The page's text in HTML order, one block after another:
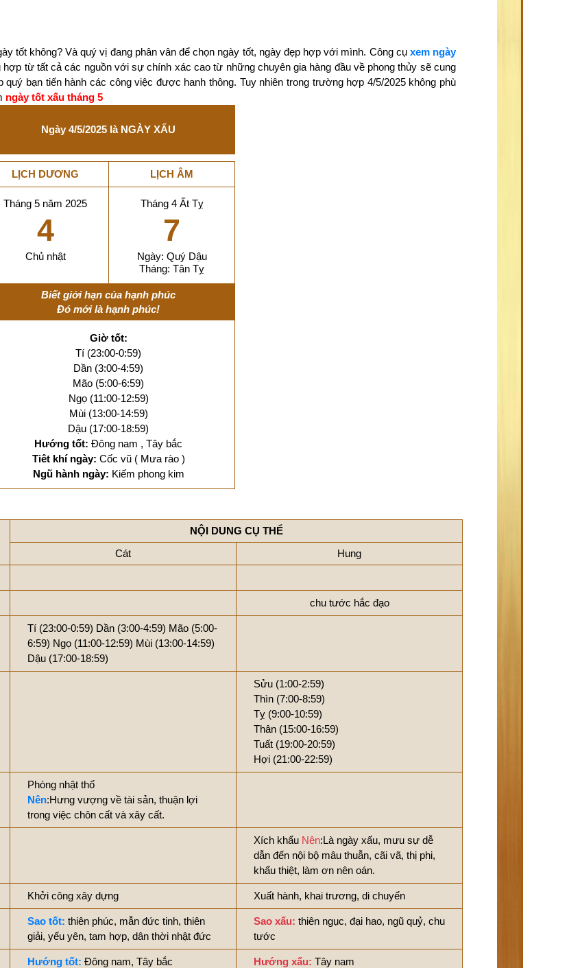
tốt không? Và quý vị đang phân vân để chọn ngày tốt, ngày đẹp hợp với mình. Công cụ xem ngày
từ tất cả các nguồn với sự chính xác cao từ những chuyên gia hàng đầu về phong thủy sẽ cung
bạn tiến hành các công việc được hanh thông. Tuy nhiên trong trường hợp 4/5/2025 không phù
ngày tốt xấu tháng 5
Ngày 4/5/2025 là NGÀY XẤU
LỊCH DƯƠNG LỊCH ÂM
Tháng 5 năm 2025
4
Chủ nhật
Tháng 4 Ất Tỵ
7
Ngày: Quý Dậu
Tháng: Tân Tỵ
Biết giới hạn của hạnh phúc
Đó mới là hạnh phúc!
Giờ tốt:
Tí (23:00-0:59)
Dần (3:00-4:59)
Mão (5:00-6:59)
Ngọ (11:00-12:59)
Mùi (13:00-14:59)
Dậu (17:00-18:59)
Hướng tốt: Đông nam , Tây bắc
Tiêt khí ngày: Cốc vũ ( Mưa rào )
Ngũ hành ngày: Kiếm phong kim
NỘI DUNG CỤ THỂ
Cát
Hung
chu tước hắc đạo
Tí (23:00-0:59) Dần (3:00-4:59) Mão (5:00-
6:59) Ngọ (11:00-12:59) Mùi (13:00-14:59)
Dậu (17:00-18:59)
Sửu (1:00-2:59)
Thìn (7:00-8:59)
Tỵ (9:00-10:59)
Thân (15:00-16:59)
Tuất (19:00-20:59)
Hợi (21:00-22:59)
Phòng nhật thố
Nên:Hưng vượng về tài sản, thuận lợi
trong việc chôn cất và xây cất.
Xích khẩu Nên:Là ngày xấu, mưu sự dễ
dẫn đến nội bộ mâu thuẫn, cãi vã, thị phi,
khẩu thiệt, làm ơn nên oán.
Khởi công xây dựng Xuất hành, khai trương, di chuyển
Sao tốt: thiên phúc, mẫn đức tinh, thiên
giải, yếu yên, tam hợp, dân thời nhật đức
Sao xấu: thiên ngục, đại hao, ngũ quỷ, chu
tước
Hướng tốt: Đông nam, Tây bắc Hướng xấu: Tây nam